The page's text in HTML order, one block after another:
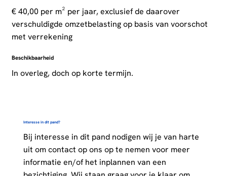
€ 40,00 per m² per jaar, exclusief de daarover
verschuldigde omzetbelasting op basis van voorschot
met verrekening
Beschikbaarheid
In overleg, doch op korte termijn.
Interesse in dit pand?
Bij interesse in dit pand nodigen wij je van harte
uit om contact op ons op te nemen voor meer
informatie en/of het inplannen van een